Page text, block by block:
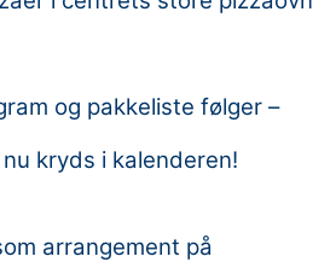
og pakkeliste følger –
kryds i kalenderen!
arrangement på